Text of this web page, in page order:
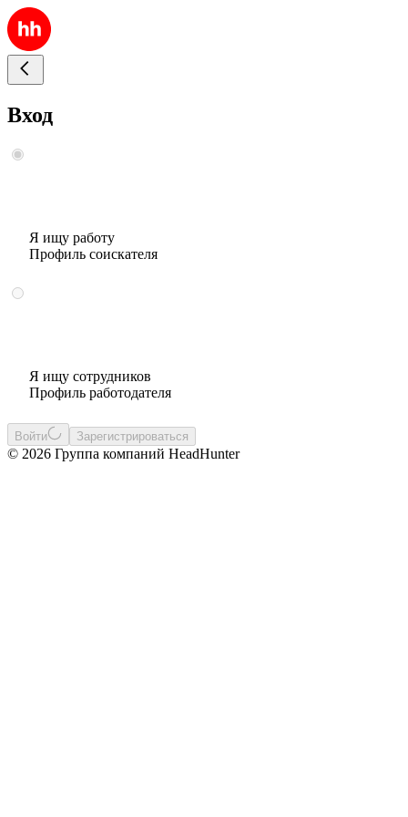
Вход
Я ищу работу
Профиль соискателя
Я ищу сотрудников
Профиль работодателя
Войти Зарегистрироваться
© 2026 Группа компаний HeadHunter